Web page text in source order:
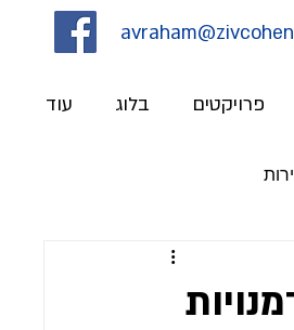
פרויקטים בלוג עוד